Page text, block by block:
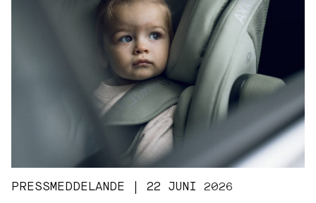
PRESSMEDDELANDE | 22 JUNI 2026